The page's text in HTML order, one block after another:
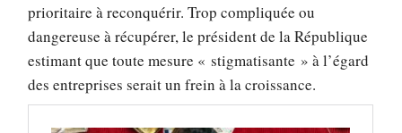
prioritaire à reconquérir. Trop compliquée ou
dangereuse à récupérer, le président de la République
estimant que toute mesure « stigmatisante » à l’égard
des entreprises serait un frein à la croissance.